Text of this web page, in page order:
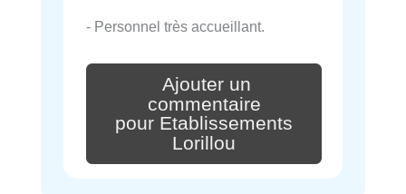
- Personnel très accueillant.
Ajouter un
commentaire
pour Etablissements
Lorillou